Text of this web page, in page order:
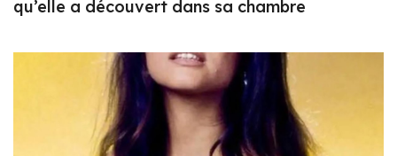
qu’elle a découvert dans sa chambre